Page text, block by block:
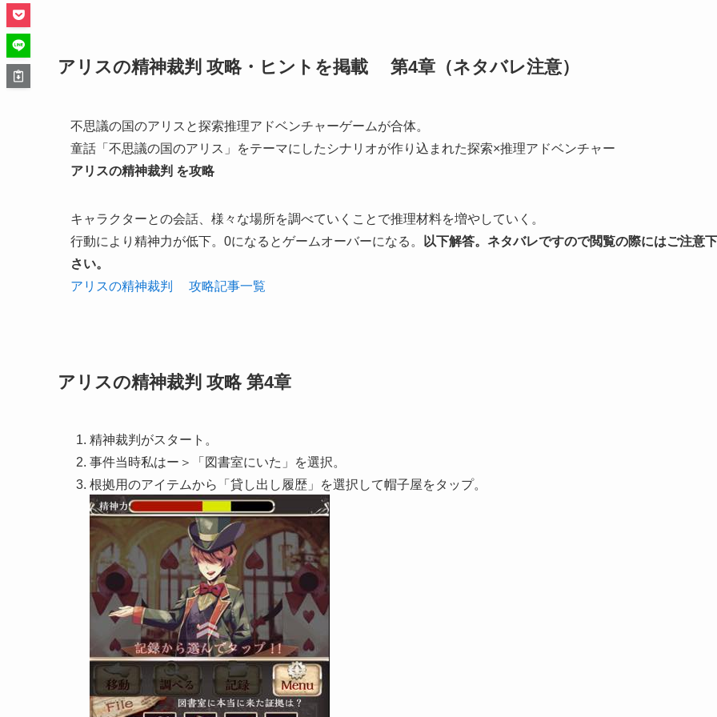
アリスの精神裁判 攻略・ヒントを掲載 第4章（ネタバレ注意）
不思議の国のアリスと探索推理アドベンチャーゲームが合体。
童話「不思議の国のアリス」をテーマにしたシナリオが作り込まれた探索×推理アドベンチャー
アリスの精神裁判 を攻略
キャラクターとの会話、様々な場所を調べていくことで推理材料を増やしていく。
行動により精神力が低下。0になるとゲームオーバーになる。
以下解答。ネタバレですので閲覧の際にはご注意下
さい。
アリスの精神裁判 攻略記事一覧
アリスの精神裁判 攻略 第4章
精神裁判がスタート。
事件当時私はー＞「図書室にいた」を選択。
根拠用のアイテムから「貸し出し履歴」を選択して帽子屋をタップ。